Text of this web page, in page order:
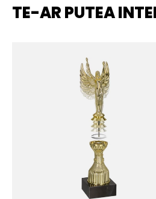
TE-AR PUTEA